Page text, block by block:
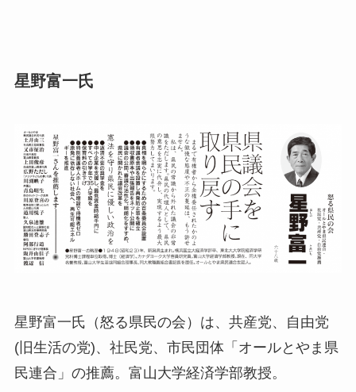
星野富一氏
星野富一氏（怒る県民の会）は、共産党、自由党
(旧生活の党)、社民党、市民団体「オールとやま県
民連合」の推薦。富山大学経済学部教授。